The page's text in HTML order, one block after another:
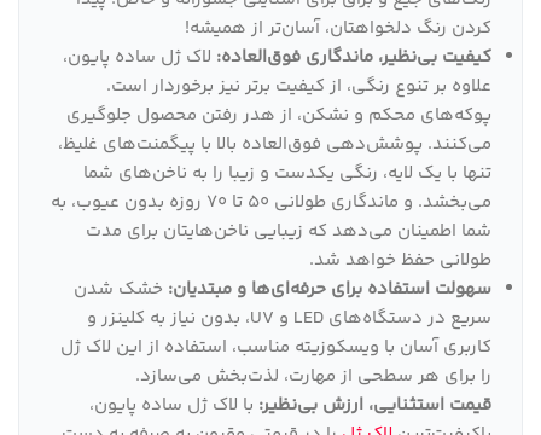
کردن رنگ دلخواهتان، آسان‌تر از همیشه!
کیفیت بی‌نظیر، ماندگاری فوق‌العاده: لاک ژل ساده پایون،
علاوه بر تنوع رنگی، از کیفیت برتر نیز برخوردار است.
پوکه‌های محکم و نشکن، از هدر رفتن محصول جلوگیری
می‌کنند. پوشش‌دهی فوق‌العاده بالا با پیگمنت‌های غلیظ،
تنها با یک لایه، رنگی یکدست و زیبا را به ناخن‌های شما
می‌بخشد. و ماندگاری طولانی 50 تا 70 روزه بدون عیوب، به
شما اطمینان می‌دهد که زیبایی ناخن‌هایتان برای مدت
طولانی حفظ خواهد شد.
سهولت استفاده برای حرفه‌ای‌ها و مبتدیان: خشک شدن
سریع در دستگاه‌های LED و UV، بدون نیاز به کلینزر و
کاربری آسان با ویسکوزیته مناسب، استفاده از این لاک ژل
را برای هر سطحی از مهارت، لذت‌بخش می‌سازد.
قیمت استثنایی، ارزش بی‌نظیر: با لاک ژل ساده پایون،